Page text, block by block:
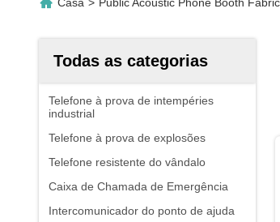
Todas as categorias
Telefone à prova de intempéries
industrial
Telefone à prova de explosões
Telefone resistente do vândalo
Caixa de Chamada de Emergência
Intercomunicador do ponto de ajuda